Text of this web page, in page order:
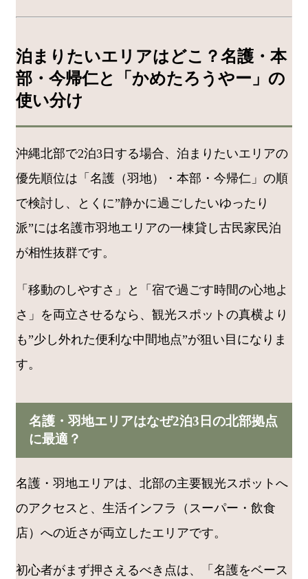
泊まりたいエリアはどこ？名護・本
部・今帰仁と「かめたろうやー」の
使い分け
沖縄北部で2泊3日する場合、泊まりたいエリアの
優先順位は「名護（羽地）・本部・今帰仁」の順
で検討し、とくに”静かに過ごしたいゆったり
派”には名護市羽地エリアの一棟貸し古民家民泊
が相性抜群です。
「移動のしやすさ」と「宿で過ごす時間の心地よ
さ」を両立させるなら、観光スポットの真横より
も”少し外れた便利な中間地点”が狙い目になりま
す。
名護・羽地エリアはなぜ2泊3日の北部拠点
に最適？
名護・羽地エリアは、北部の主要観光スポットへ
のアクセスと、生活インフラ（スーパー・飲食
店）への近さが両立したエリアです。
初心者がまず押さえるべき点は、「名護をベース